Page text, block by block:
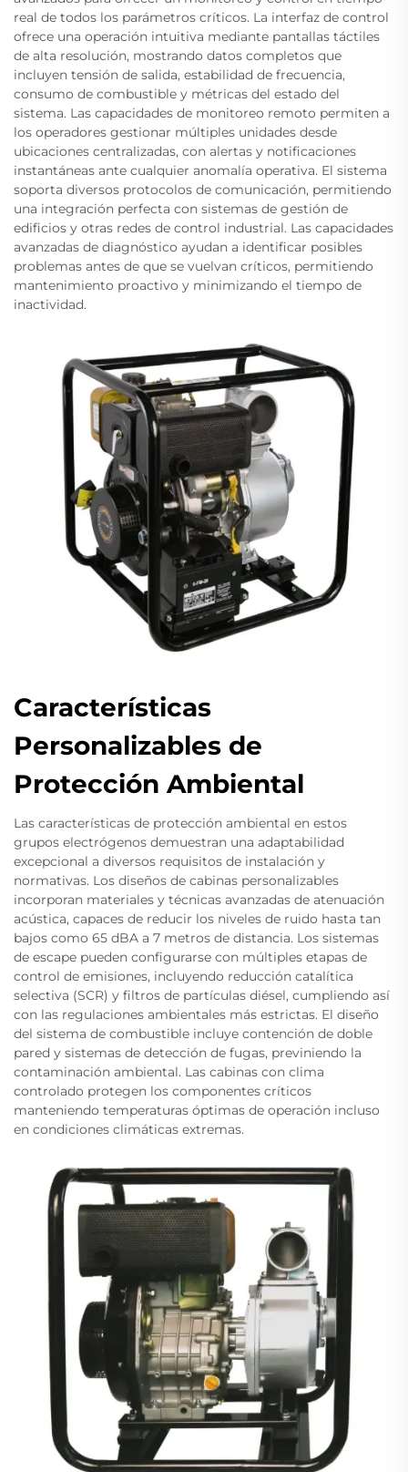
real de todos los parámetros críticos. La interfaz de control
ofrece una operación intuitiva mediante pantallas táctiles
de alta resolución, mostrando datos completos que
incluyen tensión de salida, estabilidad de frecuencia,
consumo de combustible y métricas del estado del
sistema. Las capacidades de monitoreo remoto permiten a
los operadores gestionar múltiples unidades desde
ubicaciones centralizadas, con alertas y notificaciones
instantáneas ante cualquier anomalía operativa. El sistema
soporta diversos protocolos de comunicación, permitiendo
una integración perfecta con sistemas de gestión de
edificios y otras redes de control industrial. Las capacidades
avanzadas de diagnóstico ayudan a identificar posibles
problemas antes de que se vuelvan críticos, permitiendo
mantenimiento proactivo y minimizando el tiempo de
inactividad.
Características
Personalizables de
Protección Ambiental
Las características de protección ambiental en estos
grupos electrógenos demuestran una adaptabilidad
excepcional a diversos requisitos de instalación y
normativas. Los diseños de cabinas personalizables
incorporan materiales y técnicas avanzadas de atenuación
acústica, capaces de reducir los niveles de ruido hasta tan
bajos como 65 dBA a 7 metros de distancia. Los sistemas
de escape pueden configurarse con múltiples etapas de
control de emisiones, incluyendo reducción catalítica
selectiva (SCR) y filtros de partículas diésel, cumpliendo así
con las regulaciones ambientales más estrictas. El diseño
del sistema de combustible incluye contención de doble
pared y sistemas de detección de fugas, previniendo la
contaminación ambiental. Las cabinas con clima
controlado protegen los componentes críticos
manteniendo temperaturas óptimas de operación incluso
en condiciones climáticas extremas.